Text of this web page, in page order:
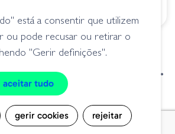
livro de reclamações
cookies
e Competição © Todos os direitos reservados |
Desenvolvido porBomsite
está a consentir que utilizem
ou pode recusar ou retirar o
"Gerir definições".
aceitar tudo
gerir cookies rejeitar